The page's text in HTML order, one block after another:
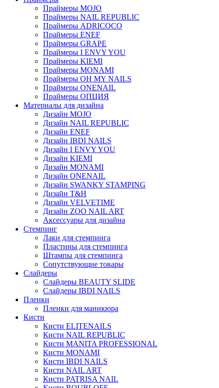
Праймеры MOJO
Праймеры NAIL REPUBLIC
Праймеры ADRICOCO
Праймеры ENEF
Праймеры GRAPE
Праймеры I ENVY YOU
Праймеры KIEMI
Праймеры MONAMI
Праймеры OH MY NAILS
Праймеры ONENAIL
Праймеры ОПЦИЯ
Материалы для дизайна
Дизайн MOJO
Дизайн NAIL REPUBLIC
Дизайн ENEF
Дизайн IBDI NAILS
Дизайн I ENVY YOU
Дизайн KIEMI
Дизайн MONAMI
Дизайн ONENAIL
Дизайн SWANKY STAMPING
Дизайн T&H
Дизайн VELVETIME
Дизайн ZOO NAIL ART
Аксессуары для дизайна
Стемпинг
Лаки для стемпинга
Пластины для стемпинга
Штампы для стемпинга
Сопутствующие товары
Слайдеры
Слайдеры BEAUTY SLIDE
Слайдеры IBDI NAILS
Пленки
Пленки для маникюра
Кисти
Кисти ELITENAILS
Кисти NAIL REPUBLIC
Кисти MANITA PROFESSIONAL
Кисти MONAMI
Кисти IBDI NAILS
Кисти NAIL ART
Кисти PATRISA NAIL